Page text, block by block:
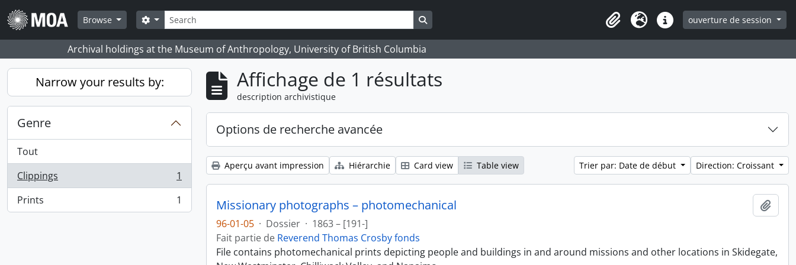
Skip to main content
Browse
Rechercher
Search options Search in browse page
ClipboardLangueLiens rapidesouverture de session
Archival holdings at the Museum of Anthropology, University of British Columbia
Narrow your results by:
Genre
Tout
Clippings
, 1 résultats
1
Prints
, 1 résultats 1
Affichage de 1 résultats
description archivistique
Options de recherche avancée
Aperçu avant impression Hiérarchie Card view Table view Trier par: Date de début Direction: Croissant
Missionary photographs – photomechanical
96-01-05 · Dossier · 1863 – [191-]
Fait partie de Reverend Thomas Crosby fonds
File contains photomechanical prints depicting people and buildings in and around missions and other locations in Skidegate,